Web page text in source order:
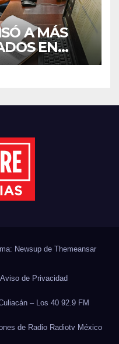
A MÁS
EN
EL
Newsup de Themeansar
Aviso de Privacidad
– Los 40 92.9 FM
de Radio Radiotv México